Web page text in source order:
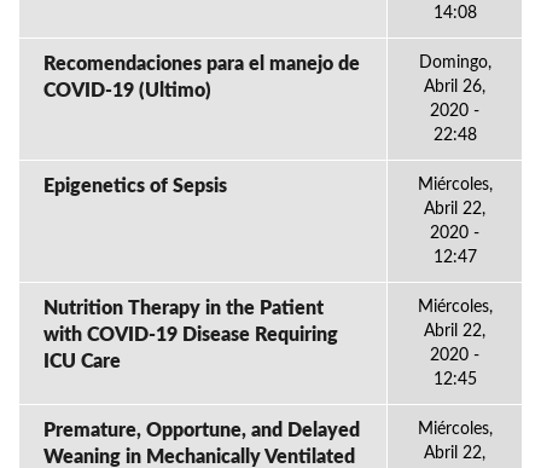
14:08
Recomendaciones para el manejo de
COVID-19 (Ultimo)
Domingo,
Abril 26,
2020 -
22:48
Epigenetics of Sepsis
Miércoles,
Abril 22,
2020 -
12:47
Nutrition Therapy in the Patient
with COVID-19 Disease Requiring
ICU Care
Miércoles,
Abril 22,
2020 -
12:45
Premature, Opportune, and Delayed
Weaning in Mechanically Ventilated
Miércoles,
Abril 22,